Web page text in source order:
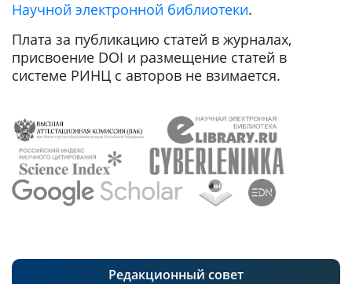
Научной электронной библиотеки.
Плата за публикацию статей в журналах,
присвоение DOI и размещение статей в
системе РИНЦ с авторов не взимается.
Редакционный совет